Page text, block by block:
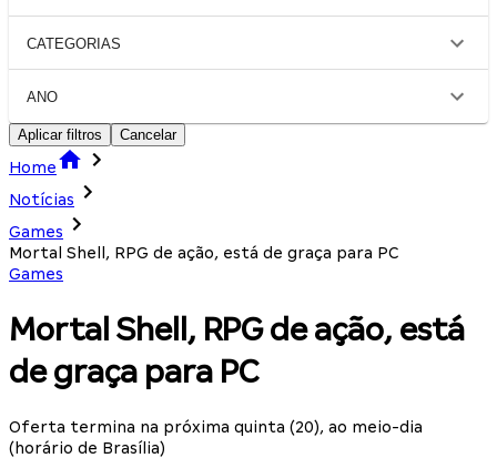
CATEGORIAS
ANO
Aplicar filtros Cancelar
Home
Notícias
Games
Mortal Shell, RPG de ação, está de graça para PC
Games
Mortal Shell, RPG de ação, está
de graça para PC
Oferta termina na próxima quinta (20), ao meio-dia
(horário de Brasília)